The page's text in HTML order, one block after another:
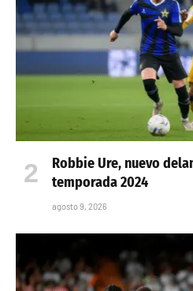
Robbie Ure, nuevo
temporada 2024
agosto 9, 2026